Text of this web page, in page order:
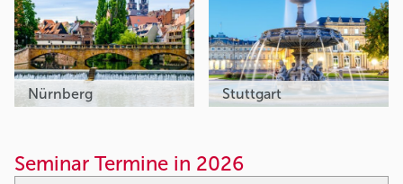
Nürnberg Stuttgart
Seminar Termine in 2026